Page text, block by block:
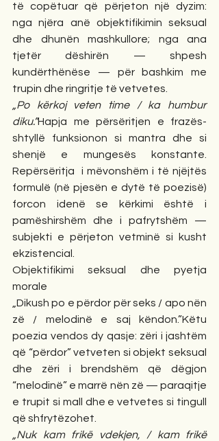
të copëtuar që përjeton një dyzim:
nga njëra anë objektifikimin seksual
dhe dhunën mashkullore; nga ana
tjetër dëshirën — shpesh
kundërthënëse — për bashkim me
trupin dhe ringritje të vetvetes.
„Po kërkoj veten time / ka humbur
diku.”Hapja me përsëritjen e frazës-
shtyllë funksionon si mantra dhe si
shenjë e mungesës konstante.
Repërsëritja  i mëvonshëm i të njëjtës
formulë (në pjesën e dytë të poezisë)
forcon idenë se kërkimi është i
pamëshirshëm dhe i pafrytshëm —
subjekti e përjeton vetminë si kusht
ekzistencial.
Objektifikimi seksual dhe pyetja
morale
„Dikush po e përdor për seks / apo nën
zë / melodinë e saj këndon.”Këtu
poezia vendos dy qasje: zëri i jashtëm
që “përdor” vetveten si objekt seksual
dhe zëri i brendshëm që dëgjon
“melodinë” e marrë nën zë — paraqitje
e trupit si mall dhe e vetvetes si tingull
që shfrytëzohet.
„Nuk kam frikë vdekjen, / kam frikë